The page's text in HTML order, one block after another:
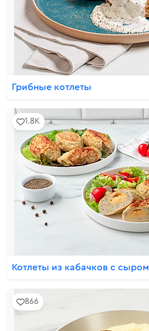
Грибные котлеты
1.8K
Котлеты из кабачков с сыром
866